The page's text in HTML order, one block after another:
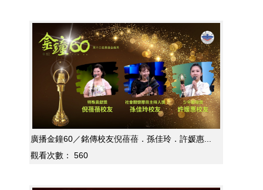
廣播金鐘60／銘傳校友倪蓓蓓．孫佳玲．許媛惠...
觀看次數：
560